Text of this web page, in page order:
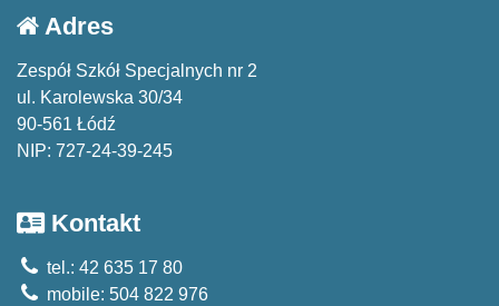
Adres
Zespół Szkół Specjalnych nr 2
ul. Karolewska 30/34
90-561 Łódź
NIP: 727-24-39-245
Kontakt
tel.: 42 635 17 80
mobile: 504 822 976